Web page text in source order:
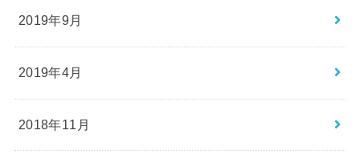
2019年9月
2019年4月
2018年11月